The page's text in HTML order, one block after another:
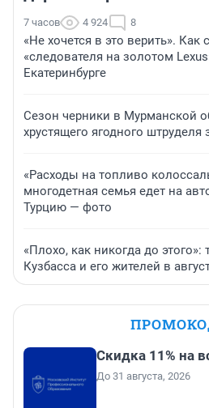
7 часов 4 924 8
«Не хочется в это верить». Как
«следователя на золотом
Екатеринбурге
Сезон черники в Мурманской
хрустящего ягодного штруделя
«Расходы на топливо
многодетная семья едет на
Турцию — фото
«Плохо, как никогда до этого»:
Кузбасса и его жителей в
Скидка 11% на
До 31 августа, 2026